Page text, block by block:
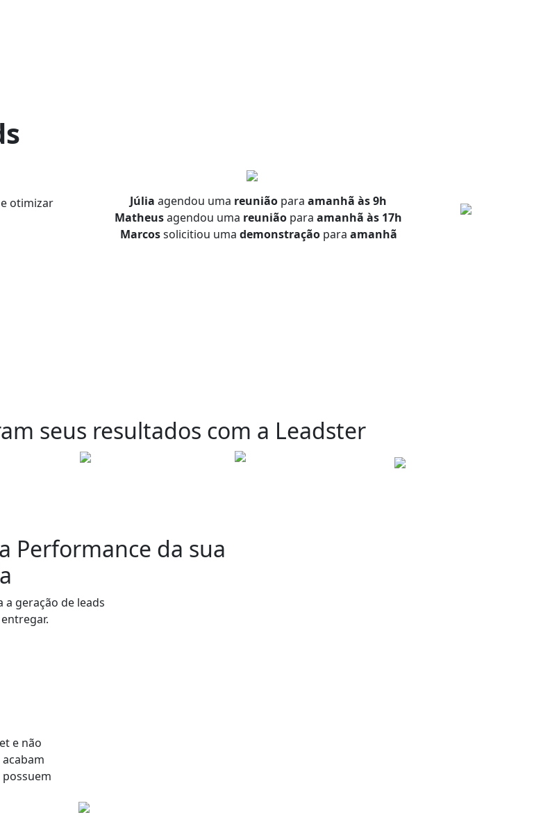
otimizar
Júlia agendou uma reunião para amanhã às 9h
Matheusagendou uma reunião para amanhã às 17h
Marcossolicitiou uma demonstração para amanhã
seus resultados com a Leadster
Performance da sua
geração de leads
e não